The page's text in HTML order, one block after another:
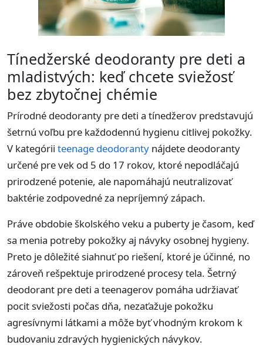
Tínedžerské deodoranty pre deti a
mladistvých: keď chcete sviežosť
bez zbytočnej chémie
Prírodné deodoranty pre deti a tínedžerov predstavujú
šetrnú voľbu pre každodennú hygienu citlivej pokožky.
V kategórii teenage deodoranty nájdete deodoranty
určené pre vek od 5 do 17 rokov, ktoré nepodláčajú
prirodzené potenie, ale napomáhajú neutralizovať
baktérie zodpovedné za nepríjemný zápach.
Práve obdobie školského veku a puberty je časom, keď
sa menia potreby pokožky aj návyky osobnej hygieny.
Preto je dôležité siahnuť po riešení, ktoré je účinné, no
zároveň rešpektuje prirodzené procesy tela. Šetrný
deodorant pre deti a teenagerov pomáha udržiavať
pocit sviežosti počas dňa, nezaťažuje pokožku
agresívnymi látkami a môže byť vhodným krokom k
budovaniu zdravých hygienických návykov.